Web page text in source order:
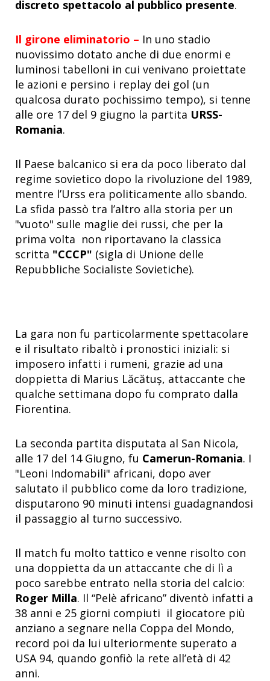
discreto spettacolo al pubblico presente.
Il girone eliminatorio – In uno stadio
nuovissimo dotato anche di due enormi e
luminosi tabelloni in cui venivano proiettate
le azioni e persino i replay dei gol (un
qualcosa durato pochissimo tempo), si tenne
alle ore 17 del 9 giugno la partita URSS-
Romania.
Il Paese balcanico si era da poco liberato dal
regime sovietico dopo la rivoluzione del 1989,
mentre l’Urss era politicamente allo sbando.
La sfida passò tra l’altro alla storia per un
"vuoto" sulle maglie dei russi, che per la
prima volta non riportavano la classica
scritta "CCCP" (sigla di Unione delle
Repubbliche Socialiste Sovietiche).
La gara non fu particolarmente spettacolare
e il risultato ribaltò i pronostici iniziali: si
imposero infatti i rumeni, grazie ad una
doppietta di Marius Lăcătuș, attaccante che
qualche settimana dopo fu comprato dalla
Fiorentina.
La seconda partita disputata al San Nicola,
alle 17 del 14 Giugno, fu Camerun-Romania. I
"Leoni Indomabili" africani, dopo aver
salutato il pubblico come da loro tradizione,
disputarono 90 minuti intensi guadagnandosi
il passaggio al turno successivo.
Il match fu molto tattico e venne risolto con
una doppietta da un attaccante che di lì a
poco sarebbe entrato nella storia del calcio:
Roger Milla. Il “Pelè africano” diventò infatti a
38 anni e 25 giorni compiuti il giocatore più
anziano a segnare nella Coppa del Mondo,
record poi da lui ulteriormente superato a
USA 94, quando gonfiò la rete all’età di 42
anni.